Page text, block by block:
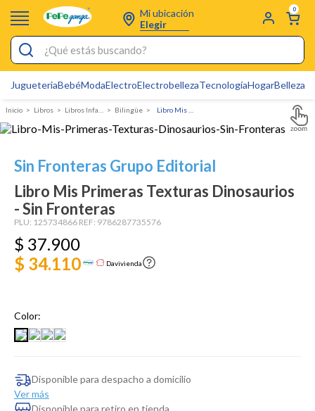
Mi ubicación
Elegir
0
¿Qué estás buscando?
JugueteriaBebéModaElectroElectrobellezaTecnologíaHogarBelleza
Libros Libros Infantiles Bilingüe
Sin Fronteras Grupo Editorial
Libro Mis Primeras Texturas Dinosaurios
- Sin Fronteras
PLU: 125734866 REF: 9786287735576
$ 37.900
$ 34.110
Davivienda
Color:
Disponible para despacho a domicilio
Ver más
Pijamas
Figuras Toy Story
Carters
Silla Mecedora Bebé
Bebes
Cuna Colecho
Dinosaurio Juguete